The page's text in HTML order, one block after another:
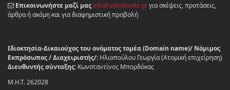
Επικοινωνήστε μαζί μας info@alikobooks.grγια σκέψεις, προτάσεις,
άρθρα ή ακόμη και για διαφημιστική προβολή
Ιδιοκτησία-Δικαιούχος του ονόματος τομέα (Domain name)/ Νόμιμος
Εκπρόσωπος / Διαχειριστής/: Ηλιοπούλου Γεωργία (Ατομική επιχείρηση)
Διευθυντής σύνταξης: Κωνσταντίνος Μπορδόκας
Μ.Η.Τ. 262028